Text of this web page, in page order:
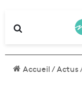
Accueil/Actus